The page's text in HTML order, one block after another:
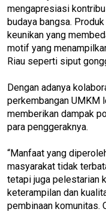
mengapresiasi
budaya bangsa.
keunikan yang
motif yang
Riau seperti siput
Dengan adanya
perkembangan UMKM
memberikan dampak
para penggeraknya.
“Manfaat yang
masyarakat tidak
tetapi juga pelestarian
keterampilan dan
pembinaan komunitas.